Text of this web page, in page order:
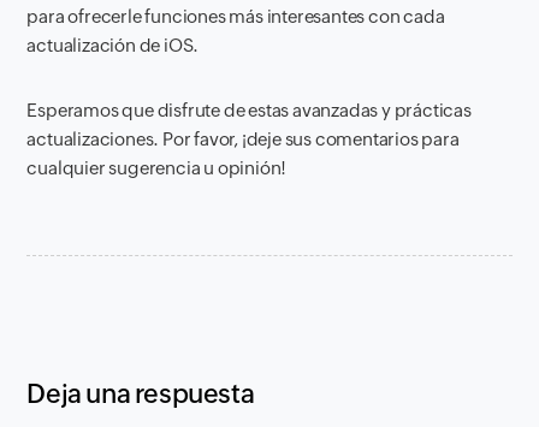
para ofrecerle funciones más interesantes con cada
actualización de iOS.
Esperamos que disfrute de estas avanzadas y prácticas
actualizaciones. Por favor, ¡deje sus comentarios para
cualquier sugerencia u opinión!
Deja una respuesta